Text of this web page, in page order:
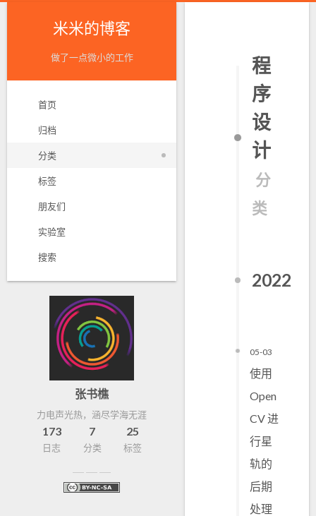
米米的博客
做了一点微小的工作
首页
归档
分类
标签
朋友们
实验室
搜索
张书樵
力电声光热，涵尽学海无涯
173
日志
7
分类
25
标签
程
序
设
计
分
类
2022
05-03
使用
Open
CV 进
行星
轨的
后期
处理